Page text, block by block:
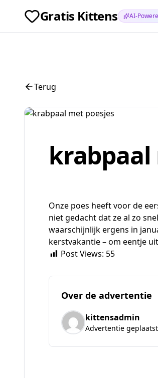
Gratis Kittens AI-
Terug
krabpaal
Onze poes heeft voor de
niet gedacht dat ze al zo
waarschijnlijk ergens in
kerstvakantie – om eentje
Post Views: 55
Over de advertentie
kittensadmin
Advertentie